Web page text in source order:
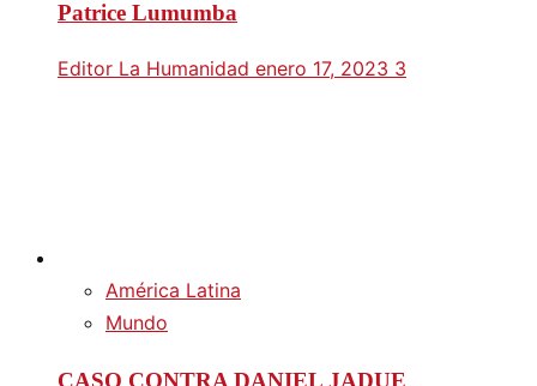
Patrice Lumumba
Editor La Humanidad enero 17, 2023 3
América Latina
Mundo
CASO CONTRA DANIEL JADUE